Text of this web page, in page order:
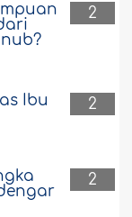
2
2
Ibu
2